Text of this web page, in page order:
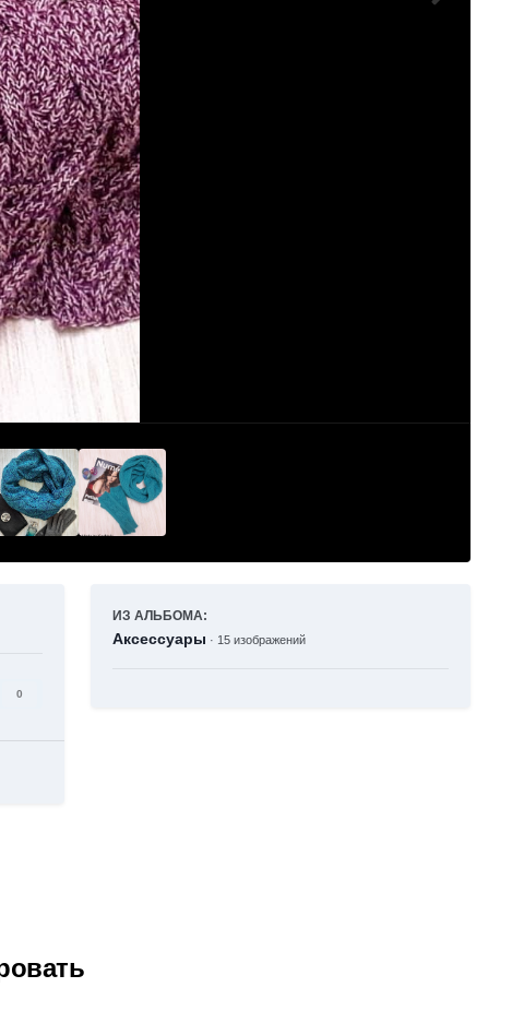
0
ИЗ АЛЬБОМА:
Аксессуары · 15 изображений